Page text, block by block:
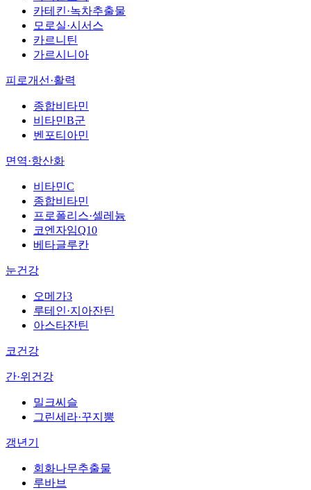
카테킨·녹차추출물
모로실·시서스
카르니틴
가르시니아
피로개선·활력
종합비타민
비타민B군
벤포티아민
면역·항산화
비타민C
종합비타민
프로폴리스·셀레늄
코엔자임Q10
베타글루칸
눈건강
오메가3
루테인·지아잔틴
아스타잔틴
코건강
간·위건강
밀크씨슬
그린세라·꾸지뽕
갱년기
회화나무추출물
루바브